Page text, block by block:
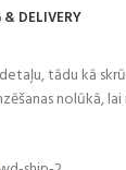
DELIVERY
tādu kā
nolūkā,